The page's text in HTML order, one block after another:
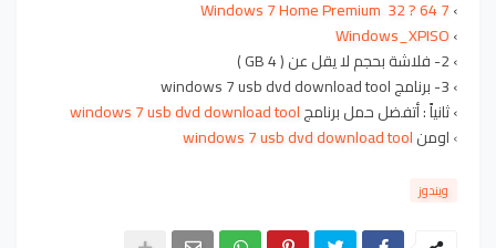
›
7 Windows 7 Home Premium 32 ? 64
›
Windows_XPISO
›2- فلاشة بحجم لا يقل عن ( 4 GB )
›3- برنامج windows 7 usb dvd download tool
›ثانياً : أتفضل حمل برنامجwindows 7 usb dvd download tool
›اومنwindows 7 usb dvd download tool
ويندوز